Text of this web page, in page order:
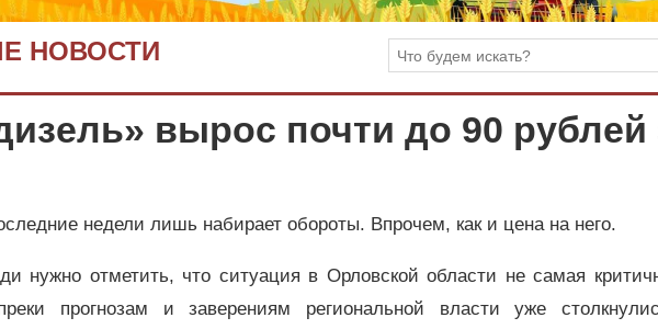
НОВОСТИ
вырос почти до 90 рублей
недели лишь набирает обороты. Впрочем, как и цена на него.
нужно отметить, что ситуация в Орловской области не самая
прогнозам и заверениям региональной власти уже